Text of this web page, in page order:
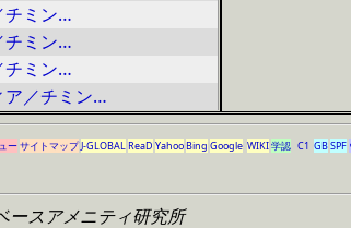
チミン…
チミン…
チミン…
ア／チミン…
ーサイトマップJ-GLOBALReaD YahooBing Google WIKI学認 C1 GBSPF
ースアメニティ研究所